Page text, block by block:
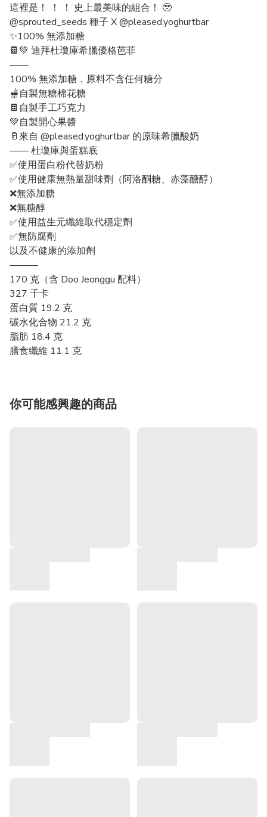
這裡是！ ！ ！ 史上最美味的組合！ 🥹
@sprouted_seeds 種子 X @pleased.yoghurtbar
✨100% 無添加糖
🍫💚 迪拜杜瓊庫希臘優格芭菲
——
100% 無添加糖，原料不含任何糖分
🫕自製無糖棉花糖
🍫自製手工巧克力
💚自製開心果醬
🥛來自 @pleased.yoghurtbar 的原味希臘酸奶
—— 杜瓊庫與蛋糕底
✅使用蛋白粉代替奶粉
✅使用健康無熱量甜味劑（阿洛酮糖、赤藻醣醇）
❌無添加糖
❌無糖醇
✅使用益生元纖維取代穩定劑
✅無防腐劑
以及不健康的添加劑
———
170 克（含 Doo Jeonggu 配料）
327 千卡
蛋白質 19.2 克
碳水化合物 21.2 克
脂肪 18.4 克
膳食纖維 11.1 克
你可能感興趣的商品